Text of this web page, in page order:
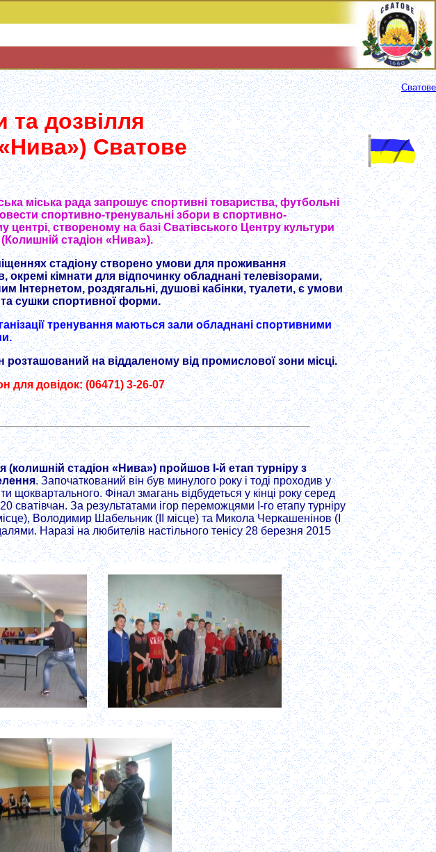
Сватове
та дозвілля
Сватове
міська рада запрошує спортивні товариства, футбольні
спортивно-тренувальні збори в спортивно-
центрі, створеному на базі Сватівського Центру культури
(Колишній стадіон «Нива»).
стадіону створено умови для проживання
окремі кімнати для відпочинку обладнані телевізорами,
Інтернетом, роздягальні, душові кабінки, туалети, є умови
сушки спортивної форми.
тренування маються зали обладнані спортивними
розташований на віддаленому від промислової зони місці.
для довідок: (06471) 3-26-07
стадіон «Нива») пройшов І-й етап турніру з
. Започаткований він був минулого року і тоді проходив у
щоквартального. Фінал змагань відбудеться у кінці року серед
сватівчан. За результатами ігор переможцями І-го етапу турніру
Володимир Шабельник (ІІ місце) та Микола Черкашенінов (І
Наразі на любителів настільного тенісу 28 березня 2015